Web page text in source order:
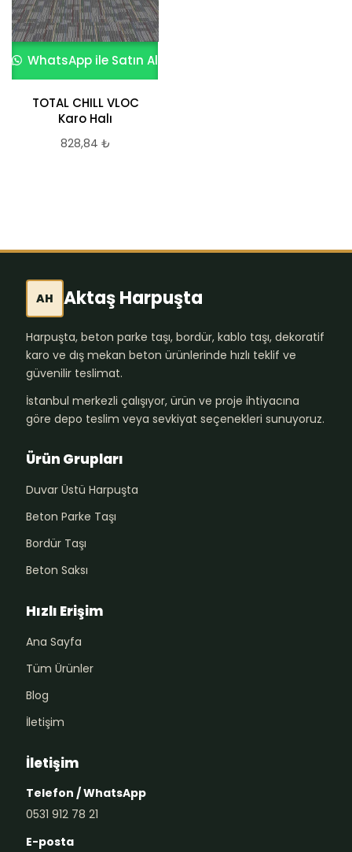
WhatsApp ile Satın Al
TOTAL CHILL VLOC
Karo Halı
828,84 ₺
AH Aktaş Harpuşta
Harpuşta, beton parke taşı, bordür, kablo taşı, dekoratif
karo ve dış mekan beton ürünlerinde hızlı teklif ve
güvenilir teslimat.
İstanbul merkezli çalışıyor, ürün ve proje ihtiyacına
göre depo teslim veya sevkiyat seçenekleri sunuyoruz.
Ürün Grupları
Duvar Üstü Harpuşta
Beton Parke Taşı
Bordür Taşı
Beton Saksı
Hızlı Erişim
Ana Sayfa
Tüm Ürünler
Blog
İletişim
İletişim
Telefon / WhatsApp
0531 912 78 21
E-posta